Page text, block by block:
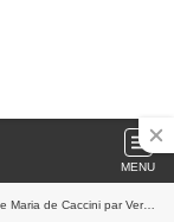
MENU
Caccini par Veronica Antonelli